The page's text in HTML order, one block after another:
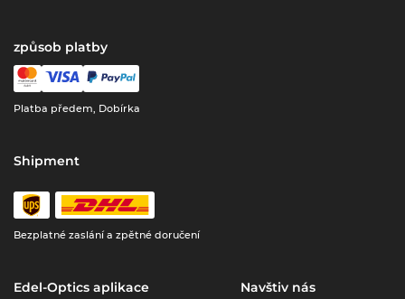
způsob platby
Platba předem, Dobírka
Shipment
Bezplatné zaslání a zpětné doručení
Edel-Optics aplikace Navštiv nás